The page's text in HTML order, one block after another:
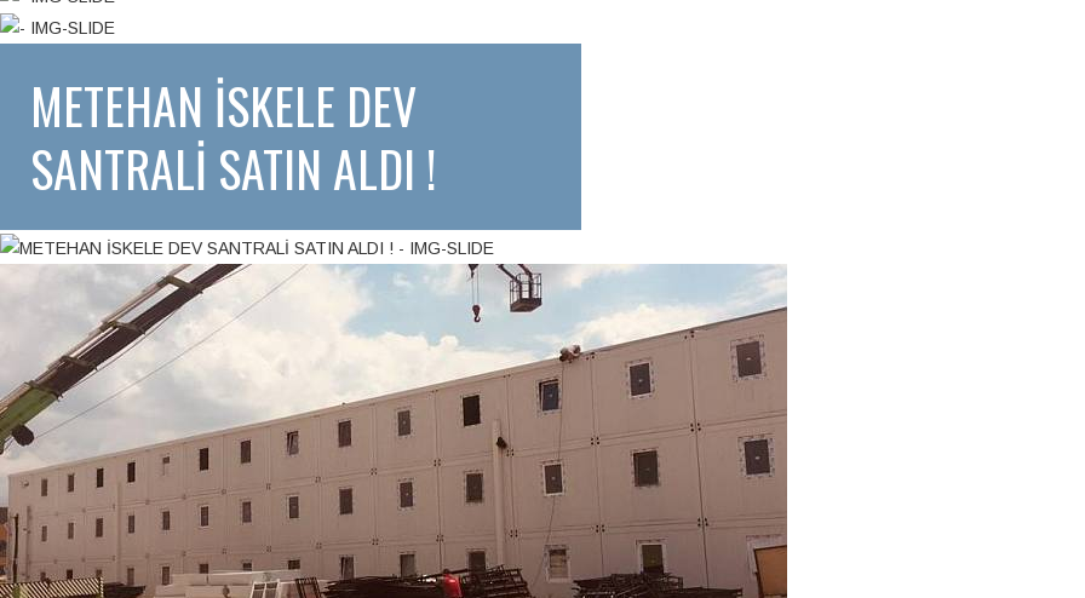
METEHAN İSKELE DEV
SANTRALİ SATIN ALDI !